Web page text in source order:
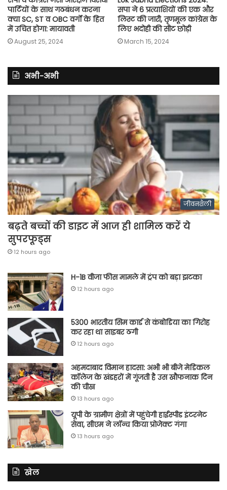
पार्टियों के साथ गठबंधन करना
क्या SC, ST व OBC वर्गों के हित
में उचित होगा: मायावती
August 25, 2024
सपा ने 6 प्रत्याशियों की एक और
लिस्ट की जारी, तृणमूल कांग्रेस के
लिए भदोही की सीट छोड़ी
March 15, 2024
अभी-अभी
जीवनशैली
बढ़ते बच्चों की डाइट में आज ही शामिल करें ये
सुपरफूड्स
12 hours ago
H-1B वीजा फीस मामले में ट्रंप को बड़ा झटका
12 hours ago
5300 भारतीय सिम कार्ड से कंबोडिया का गिरोह
कर रहा था साइबर ठगी
12 hours ago
अहमदाबाद विमान हादसा: अभी भी बीजे मेडिकल
कॉलेज के खंडहरों में गूंजती है उस खौफनाक दिन
की चीख
13 hours ago
यूपी के ग्रामीण क्षेत्रों में पहुंचेगी हाईस्पीड इंटरनेट
सेवा, सीएम ने लॉन्च किया प्रोजेक्ट गंगा
13 hours ago
खेल